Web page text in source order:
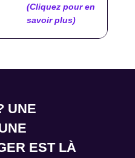
(Cliquez pour en
savoir plus)
UNE
EST LÀ